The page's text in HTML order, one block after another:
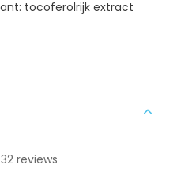
tocoferolrijk extract
reviews